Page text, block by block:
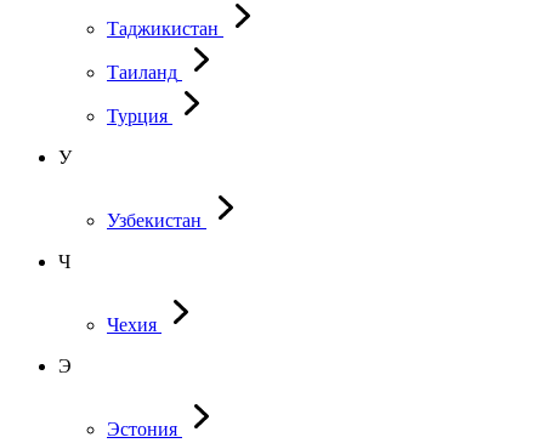
Таджикистан
Таиланд
Турция
У
Узбекистан
Ч
Чехия
Э
Эстония